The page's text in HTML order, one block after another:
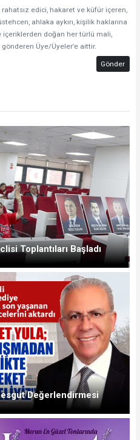
rahatsız edici, hakaret ve küfür içeren,
ahlaka aykırı, kişilik haklarına
doğan her türlü mali,
Üye/Üyeler’e aittir.
Gönder
Toplantıları Başladı
Değerlendirmesi